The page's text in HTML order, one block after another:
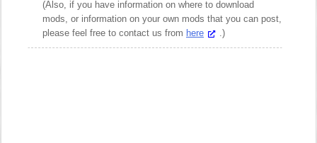
(Also, if you have information on where to download
mods, or information on your own mods that you can post,
please feel free to contact us from here .)